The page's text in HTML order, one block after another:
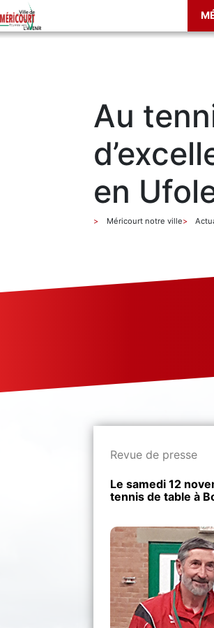
Au
en
Méricourt notre ville
Revue de presse
Le samedi 12
tennis de table à